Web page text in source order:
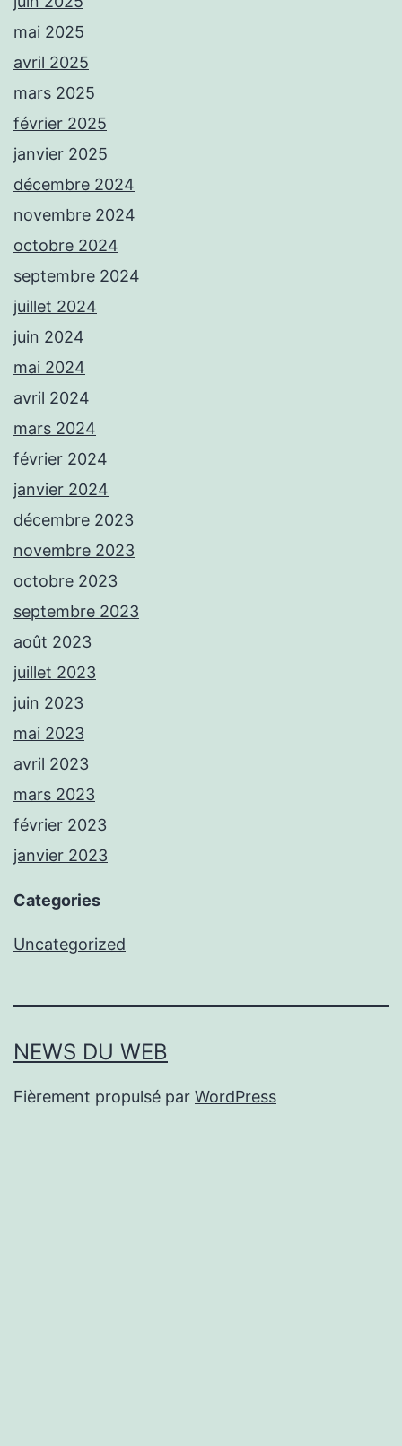
mai 2025
avril 2025
mars 2025
février 2025
janvier 2025
décembre 2024
novembre 2024
octobre 2024
septembre 2024
juillet 2024
juin 2024
mai 2024
avril 2024
mars 2024
février 2024
janvier 2024
décembre 2023
novembre 2023
octobre 2023
septembre 2023
août 2023
juillet 2023
juin 2023
mai 2023
avril 2023
mars 2023
février 2023
janvier 2023
Categories
Uncategorized
NEWS DU WEB
Fièrement propulsé par WordPress